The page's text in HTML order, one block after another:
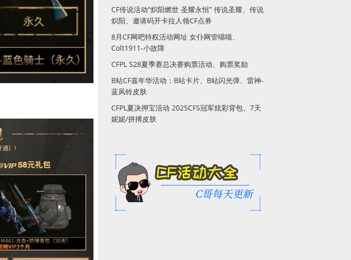
CF传说活动“炽阳燃世 圣耀永恒” 传说圣耀、传说
炽阳、邀请码开卡拉人领CF点券
8月CF网吧特权活动网址 女仆网管喵喵、
Colt1911-小故障
CFPL S28夏季赛总决赛购票活动、购票奖励
B站CF嘉年华活动：B站卡片、B站闪光弹、雷神-
蓝风铃皮肤
CFPL夏决押宝活动 2025CFS冠军炫彩背包、7天
妮妮/拼搏皮肤